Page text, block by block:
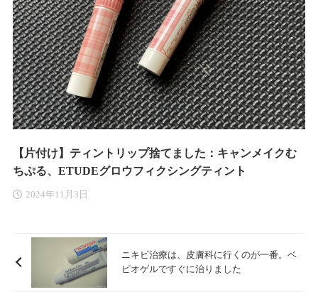
【片付け】ティントリップ捨てました：キャンメイクむ
ちぷる、ETUDEグロウフィクシングティント
2024年11月3日
ニキビ治療は、皮膚科に行くのが一番。ベ
ピオゲルですぐに治りました